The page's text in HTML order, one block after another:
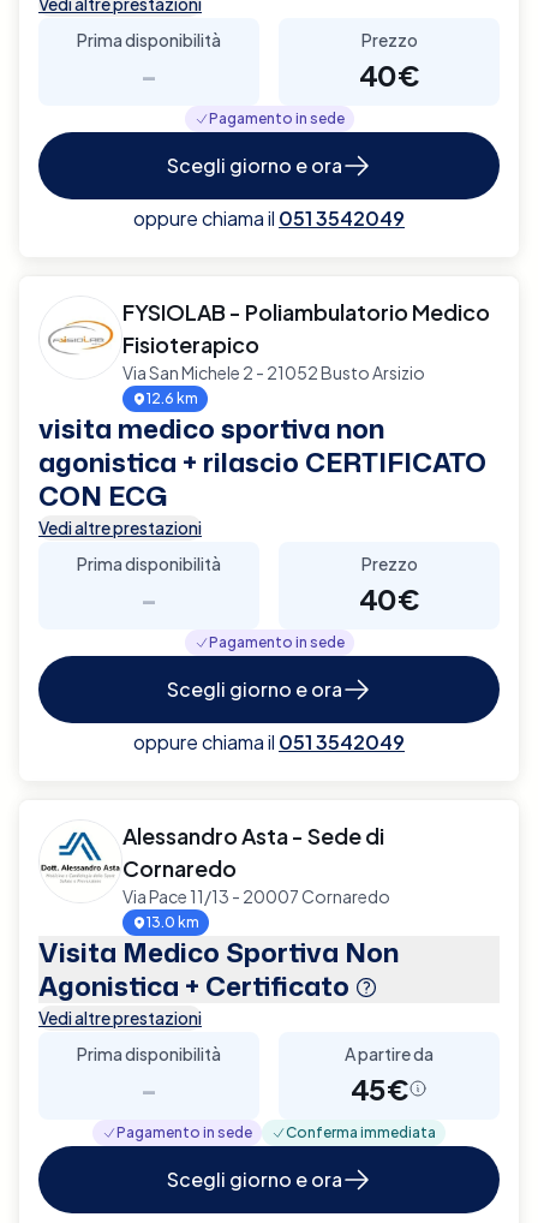
Prima disponibilità
-
Prezzo
40€
Pagamento in sede
Scegli giorno e ora
oppure chiama il 051 3542049
FYSIOLAB - Poliambulatorio Medico
Fisioterapico
Via San Michele 2 - 21052 Busto Arsizio
12.6 km
visita medico sportiva non
agonistica + rilascio CERTIFICATO
CON ECG
Vedi altre prestazioni
Prima disponibilità
-
Prezzo
40€
Pagamento in sede
Scegli giorno e ora
oppure chiama il 051 3542049
Alessandro Asta - Sede di
Cornaredo
Via Pace 11/13 - 20007 Cornaredo
13.0 km
Visita Medico Sportiva Non
Agonistica + Certificato
Vedi altre prestazioni
Prima disponibilità
-
A partire da
45€
Pagamento in sede Conferma immediata
Scegli giorno e ora